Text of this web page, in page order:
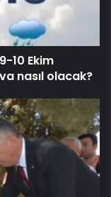
10 Ekim
nasıl olacak?